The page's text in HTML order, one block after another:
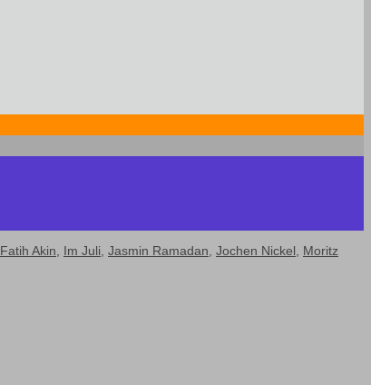
Fatih Akin, Im Juli, Jasmin Ramadan, Jochen Nickel, Moritz